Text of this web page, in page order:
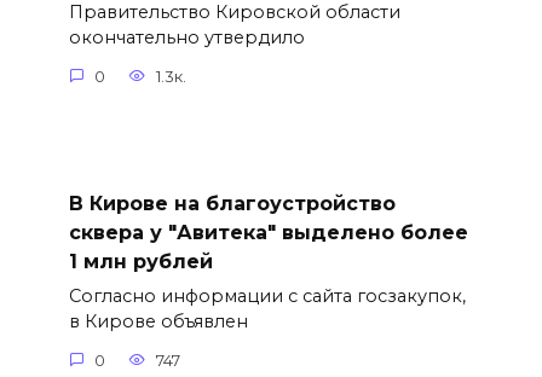
Правительство Кировской области
окончательно утвердило
0 1.3к.
В Кирове на благоустройство
сквера у "Авитека" выделено более
1 млн рублей
Согласно информации с сайта госзакупок,
в Кирове объявлен
0 747